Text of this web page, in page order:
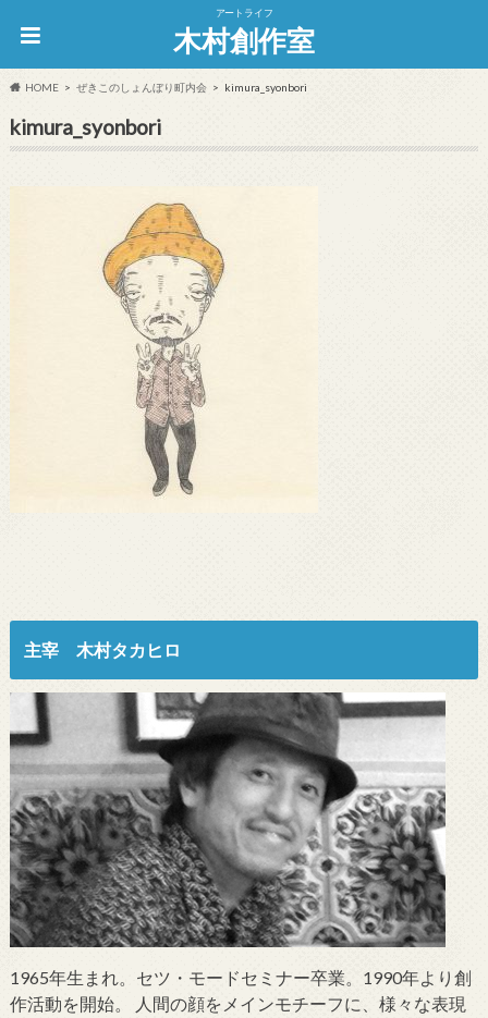
アートライフ
木村創作室
HOME ぜきこのしょんぼり町内会 kimura_syonbori
kimura_syonbori
主宰 木村タカヒロ
1965年生まれ。セツ・モードセミナー卒業。1990年より創
作活動を開始。 人間の顔をメインモチーフに、様々な表現